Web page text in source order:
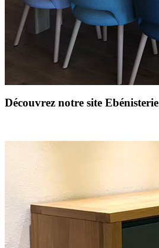
Découvrez notre site Ebénisterie